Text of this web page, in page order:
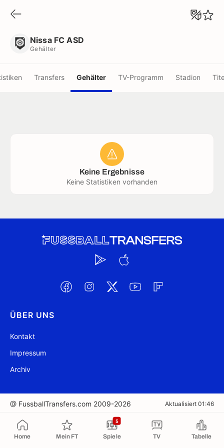
Home Mein FT Spiele
5
TV Tabelle
Nissa FC ASD
Gehälter
Transfers Gehälter TV-Programm Stadion
Keine Ergebnisse
Keine Statistiken vorhanden
ÜBER UNS
Kontakt
Impressum
Archiv
@ FussballTransfers.com 2009-2026 Aktualisiert 01:46
In die Zwischenablage kopiert